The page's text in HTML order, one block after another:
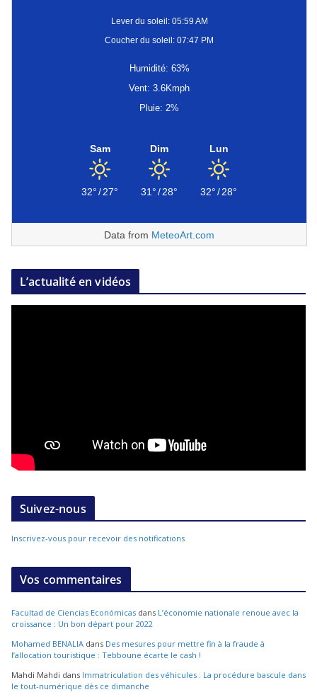
Lever du soleil: 05:59 AM
Coucher du soleil: 07:47 PM
Humidité: 63%
Vent: 3.6Kmph
Pluie: 2%
Sam
32°/27°
Dim
31°/28°
Lun
32°/28°
Data from MeteoArt.com
L’actualité en vidéos
Suivez-nous
Inscrivez-vous pour recevoir des notifications
Vos commentaires
Facultad de Ciencias Económicas dans L’économie nationale renoue avec la
croissance : Un bon départ pour 2022
Mohamed BENALIA dans Des mesures pour mettre fin à la fraude à
l’allocation touristique : Tebboune écarte le cash !
Mahdi Mahdi dans Immatriculation des véhicules : La procédure bascule dans
le tout-numérique dès ce dimanche